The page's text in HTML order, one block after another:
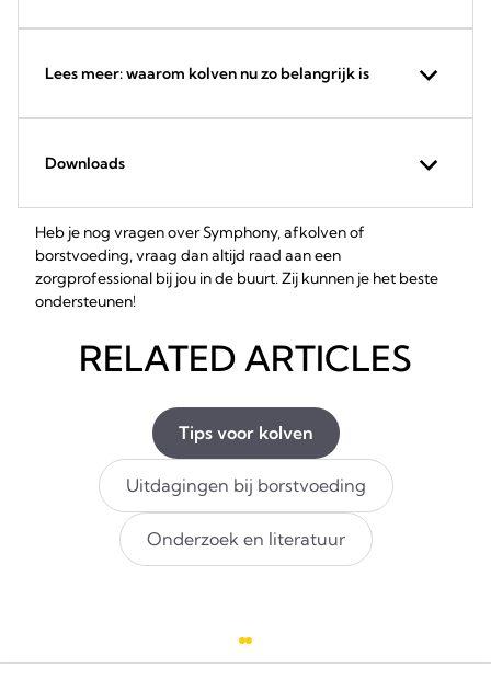
Lees meer: waarom kolven nu zo belangrijk is
Downloads
Heb je nog vragen over Symphony, afkolven of
borstvoeding, vraag dan altijd raad aan een
zorgprofessional bij jou in de buurt. Zij kunnen je het beste
ondersteunen!
RELATED ARTICLES
Tips voor kolven
Uitdagingen bij borstvoeding​
Onderzoek en literatuur